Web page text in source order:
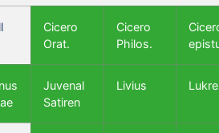
Cicero
Orat.
Cicero
Philos.
Juvenal
Satiren
Livius